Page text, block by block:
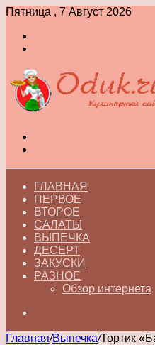
Пятница , 7 Август 2026
ГЛАВНАЯ
ПЕРВОЕ
ВТОРОЕ
САЛАТЫ
ВЫПЕЧКА
ДЕСЕРТ
ЗАКУСКИ
РАЗНОЕ
Обзор интернета
Главная/Выпечка/Тортик